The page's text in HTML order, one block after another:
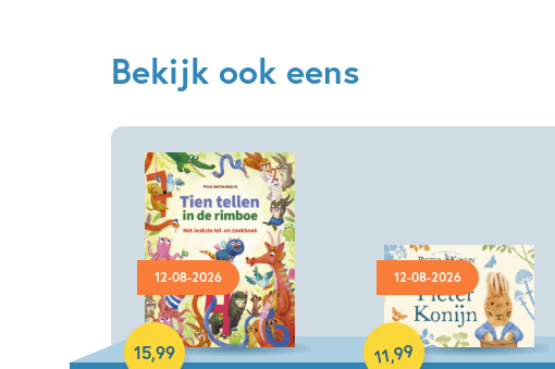
Bekijk ook eens
12-08-2026
15,99
Hardcover
12-08-2026
11,99
Hardcover